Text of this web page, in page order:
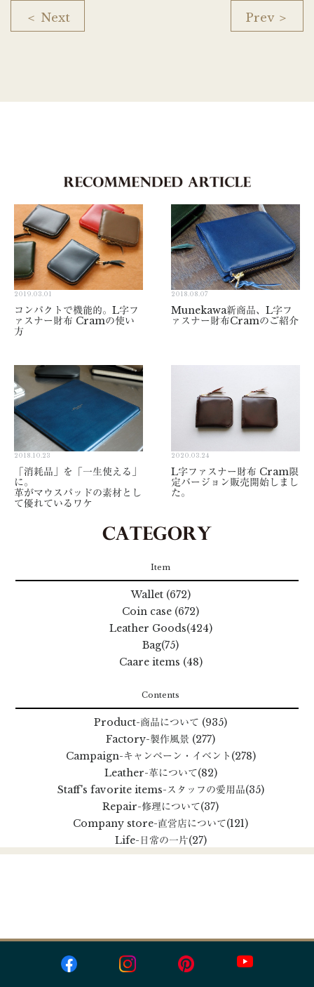
＜ Next Prev ＞
2019.03.01
コンパクトで機能的。L字フ
ァスナー財布 Cramの使い
方
2018.08.07
Munekawa新商品、L字フ
ァスナー財布Cramのご紹介
2018.10.23
「消耗品」を「一生使える」
に。
革がマウスパッドの素材とし
て優れているワケ
2020.03.24
L字ファスナー財布 Cram限
定バージョン販売開始しまし
た。
Item
Wallet (672)
Coin case (672)
Leather Goods(424)
Bag(75)
Caare items (48)
Contents
Product-商品について (935)
Factory-製作風景 (277)
Campaign-キャンペーン・イベント (278)
Leather-革について(82)
Staff's favorite items-スタッフの愛用品(35)
Repair-修理について(37)
Company store-直営店について(121)
Life-日常の一片(27)